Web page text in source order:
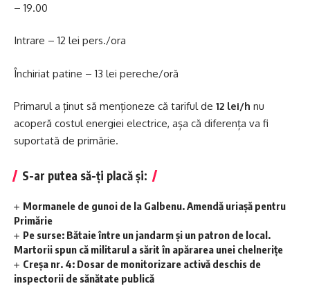
– 19.00
Intrare – 12 lei pers./ora
Închiriat patine – 13 lei pereche/oră
Primarul a ținut să menționeze că tariful de 12 lei/h nu
acoperă costul energiei electrice, așa că diferența va fi
suportată de primărie.
S-ar putea să-ți placă și:
Mormanele de gunoi de la Galbenu. Amendă uriașă pentru
Primărie
Pe surse: Bătaie între un jandarm și un patron de local.
Martorii spun că militarul a sărit în apărarea unei chelnerițe
Creșa nr. 4: Dosar de monitorizare activă deschis de
inspectorii de sănătate publică